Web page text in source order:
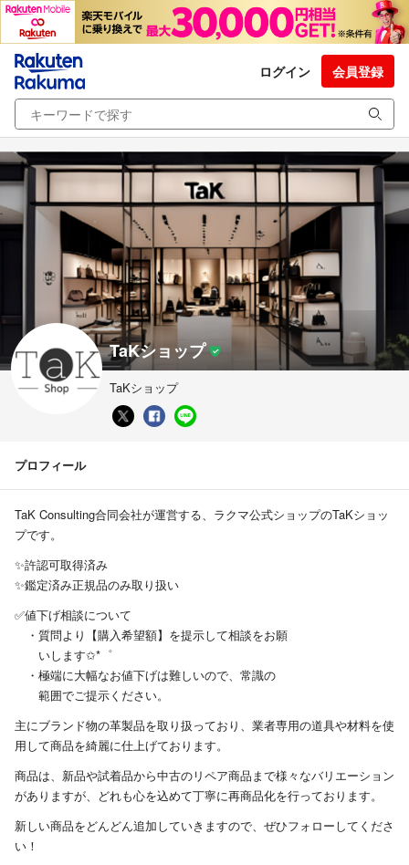
ログイン 会員登録
TaKショップ
TaKショップ
プロフィール
TaK Consulting合同会社が運営する、ラクマ公式ショップのTaKショッ
プです。
✨許認可取得済み
✨鑑定済み正規品のみ取り扱い
✅値下げ相談について
・質問より【購入希望額】を提示して相談をお願
いします✩*゜
・極端に大幅なお値下げは難しいので、常識の
範囲でご提示ください。
主にブランド物の革製品を取り扱っており、業者専用の道具や材料を使
用して商品を綺麗に仕上げております。
商品は、新品や試着品から中古のリペア商品まで様々なバリエーション
がありますが、どれも心を込めて丁寧に再商品化を行っております。
新しい商品をどんどん追加していきますので、ぜひフォローしてくださ
い！